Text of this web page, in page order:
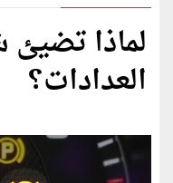
العدادات؟